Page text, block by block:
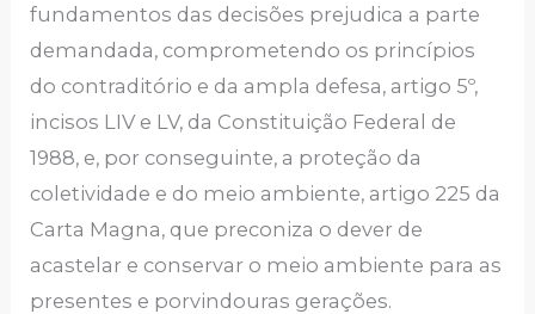
fundamentos das decisões prejudica a parte
demandada, comprometendo os princípios
do contraditório e da ampla defesa, artigo 5º,
incisos LIV e LV, da Constituição Federal de
1988, e, por conseguinte, a proteção da
coletividade e do meio ambiente, artigo 225 da
Carta Magna, que preconiza o dever de
acastelar e conservar o meio ambiente para as
presentes e porvindouras gerações.